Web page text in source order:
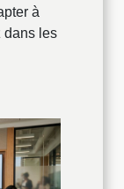
à
dans les